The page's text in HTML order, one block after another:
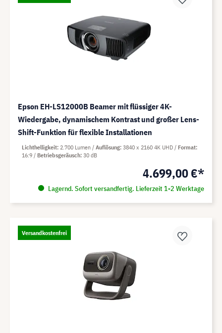
Epson EH-LS12000B Beamer mit flüssiger 4K-
Wiedergabe, dynamischem Kontrast und großer Lens-
Shift-Funktion für flexible Installationen
4.699,00 €*
Lagernd. Sofort versandfertig. Lieferzeit 1-2 Werktage
Lichthelligkeit 2.700 Lumen Auflösung 3840 x 2160 4K UHD
Format
16:9
Betriebsgeräusch 30 dB
Versandkostenfrei